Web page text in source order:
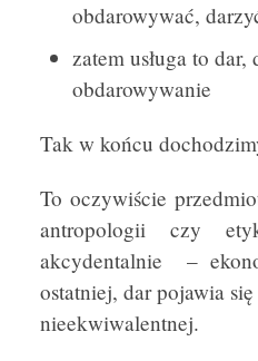
obdarowywać,
zatem usługa to dar,
obdarowywanie
Tak w końcu
To oczywiście
antropologii czy
akcydentalnie –
ostatniej, dar pojawia
nieekwiwalentnej.